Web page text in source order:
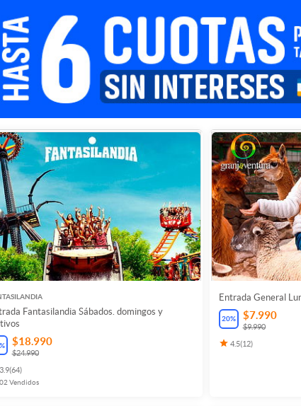
Fantasilandia Sábados. domingos y
$18.990
$24.990
3.9(64)
Vendidos
Entrada General
20% $7.990
$9.990
4.5(12)